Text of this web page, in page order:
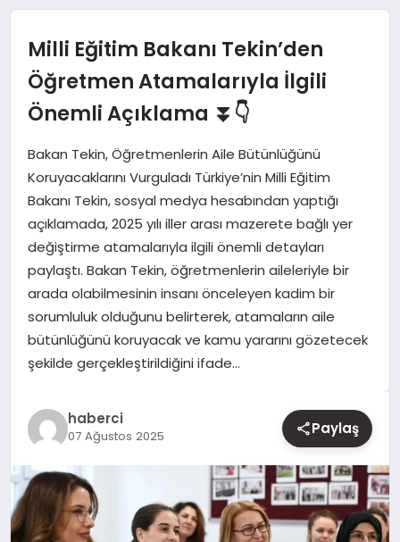
SAĞLIK
TEKNOLOJI
SPOR
YAŞAM
EĞITIM
Milli Eğitim Bakanı Tekin’den
Öğretmen Atamalarıyla İlgili
Önemli Açıklama ⏬👇
Bakan Tekin, Öğretmenlerin Aile Bütünlüğünü
Koruyacaklarını Vurguladı Türkiye’nin Milli Eğitim
Bakanı Tekin, sosyal medya hesabından yaptığı
açıklamada, 2025 yılı iller arası mazerete bağlı yer
değiştirme atamalarıyla ilgili önemli detayları
paylaştı. Bakan Tekin, öğretmenlerin aileleriyle bir
arada olabilmesinin insanı önceleyen kadim bir
sorumluluk olduğunu belirterek, atamaların aile
bütünlüğünü koruyacak ve kamu yararını gözetecek
şekilde gerçekleştirildiğini ifade…
haberci
07 Ağustos 2025 Paylaş